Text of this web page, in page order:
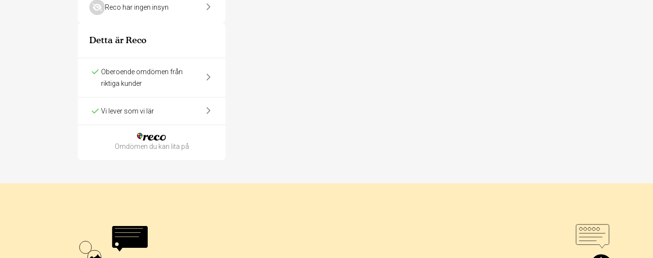
Reco har ingen insyn
Detta är Reco
Oberoende omdömen från
riktiga kunder
Vi lever som vi lär
Omdömen du kan lita på
365 dagar 90 dagar
30 dagar